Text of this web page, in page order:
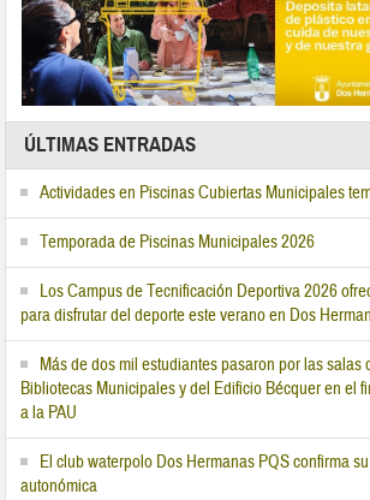
ÚLTIMAS ENTRADAS
Actividades en Piscinas Cubiertas Municipales
Temporada de Piscinas Municipales 2026
Los Campus de Tecnificación Deportiva 2026
para disfrutar del deporte este verano en Dos
Más de dos mil estudiantes pasaron por las salas
Bibliotecas Municipales y del Edificio Bécquer en el
a la PAU
El club waterpolo Dos Hermanas PQS confirma
autonómica